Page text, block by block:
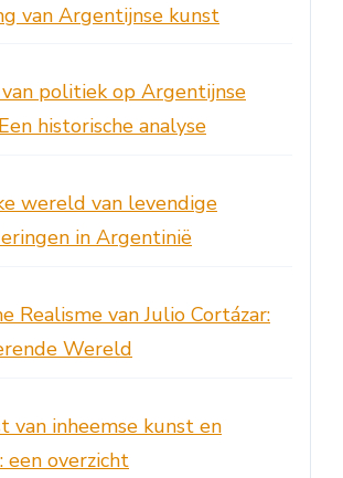
van Argentijnse kunst
politiek op Argentijnse
historische analyse
wereld van levendige
in Argentinië
Realisme van Julio Cortázar:
Wereld
van inheemse kunst en
een overzicht